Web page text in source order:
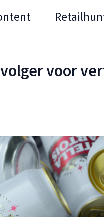
voor